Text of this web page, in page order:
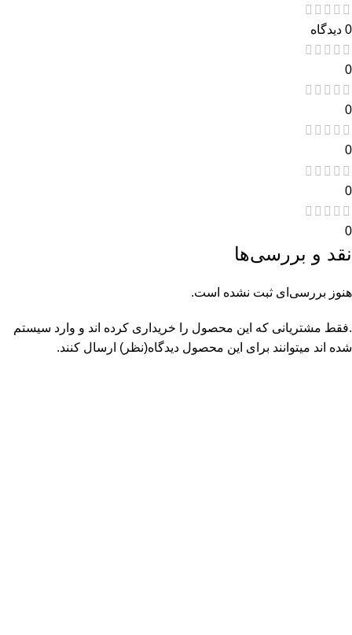
0 دیدگاه
0
0
0
0
0
نقد و بررسی‌ها
هنوز بررسی‌ای ثبت نشده است.
.فقط مشتریانی که این محصول را خریداری کرده اند و وارد سیستم
شده اند میتوانند برای این محصول دیدگاه(نظر) ارسال کنند.